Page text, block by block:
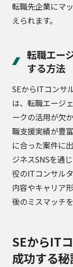
転職先企業にマ
えられます。
転職エー
する方法
SEからITコンサ
は、転職エージ
ークの活用が欠
職支援実績が豊
に合った案件に
ジネスSNSを通
役のITコンサル
内容やキャリア
後のミスマッチ
SEからIT
成功する